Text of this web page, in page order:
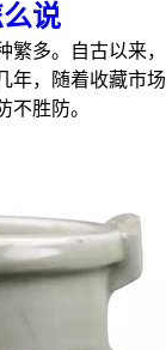
说
多。自古以来，
年，随着收藏市场
不胜防。